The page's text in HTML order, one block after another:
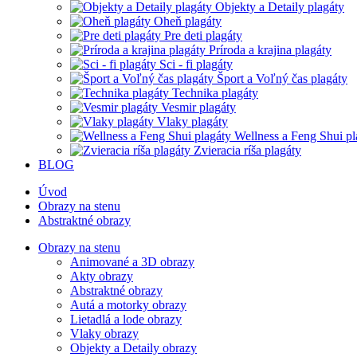
Objekty a Detaily plagáty
Oheň plagáty
Pre deti plagáty
Príroda a krajina plagáty
Sci - fi plagáty
Šport a Voľný čas plagáty
Technika plagáty
Vesmir plagáty
Vlaky plagáty
Wellness a Feng Shui
Zvieracia ríša plagáty
BLOG
Úvod
Obrazy na stenu
Abstraktné obrazy
Obrazy na stenu
Animované a 3D obrazy
Akty obrazy
Abstraktné obrazy
Autá a motorky obrazy
Lietadlá a lode obrazy
Vlaky obrazy
Objekty a Detaily obrazy